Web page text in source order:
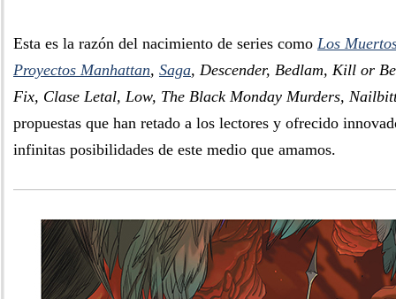
Esta es la razón del nacimiento de series como Los
Proyectos Manhattan, Saga, Descender, Bedlam, Kill or
Fix, Clase Letal, Low, The Black Monday Murders,
propuestas que han retado a los lectores y ofrecido
infinitas posibilidades de este medio que amamos.